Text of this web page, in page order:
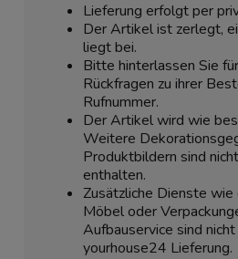
Lieferung erfolgt per
Der Artikel ist zerlegt,
liegt bei.
Bitte hinterlassen Sie
Rückfragen zu ihrer
Rufnummer.
Der Artikel wird wie
Weitere
Produktbildern sind
enthalten.
Zusätzliche Dienste
Möbel oder
Aufbauservice sind
yourhouse24 Lieferung.